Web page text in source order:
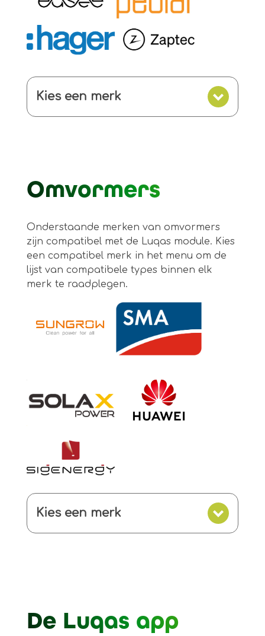
Kies een merk
Omvormers
Onderstaande merken van omvormers
zijn compatibel met de Luqas module. Kies
een compatibel merk in het menu om de
lijst van compatibele types binnen elk
merk te raadplegen.
Kies een merk
De Luqas app